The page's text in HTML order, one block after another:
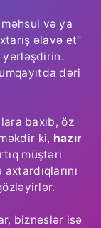
məhsul və ya
əlavə et"
yerləşdirin.
dəri
baxıb, öz
ki, hazır
müştəri
bizneslər isə